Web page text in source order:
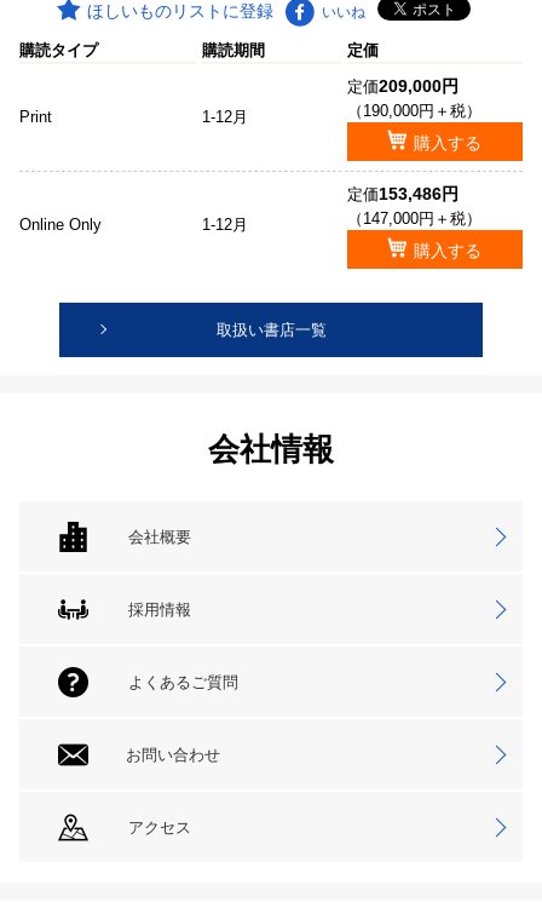
ほしいものリストに登録 いいね
購読タイプ 購読期間 定価
Print 1-12月
定価209,000円
（190,000円＋税）
購入する
Online Only 1-12月
定価153,486円
（147,000円＋税）
購入する
取扱い書店一覧
会社情報
会社概要
採用情報
よくあるご質問
お問い合わせ
アクセス